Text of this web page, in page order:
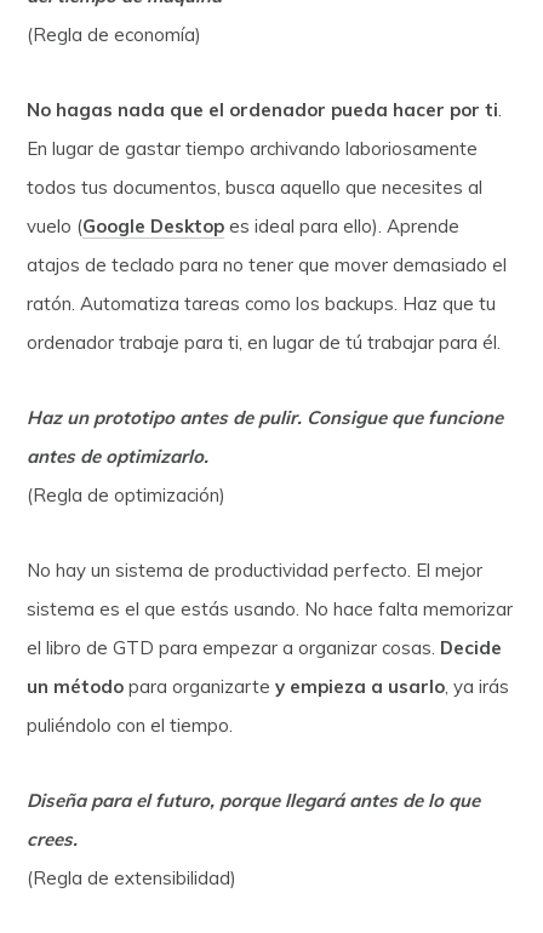
(Regla de economía)
No hagas nada que el ordenador pueda hacer por ti.
En lugar de gastar tiempo archivando laboriosamente
todos tus documentos, busca aquello que necesites al
vuelo (Google Desktop es ideal para ello). Aprende
atajos de teclado para no tener que mover demasiado el
ratón. Automatiza tareas como los backups. Haz que tu
ordenador trabaje para ti, en lugar de tú trabajar para él.
Haz un prototipo antes de pulir. Consigue que funcione
antes de optimizarlo.
(Regla de optimización)
No hay un sistema de productividad perfecto. El mejor
sistema es el que estás usando. No hace falta memorizar
el libro de GTD para empezar a organizar cosas. Decide
un método para organizartey empieza a usarlo, ya irás
puliéndolo con el tiempo.
Diseña para el futuro, porque llegará antes de lo que
crees.
(Regla de extensibilidad)